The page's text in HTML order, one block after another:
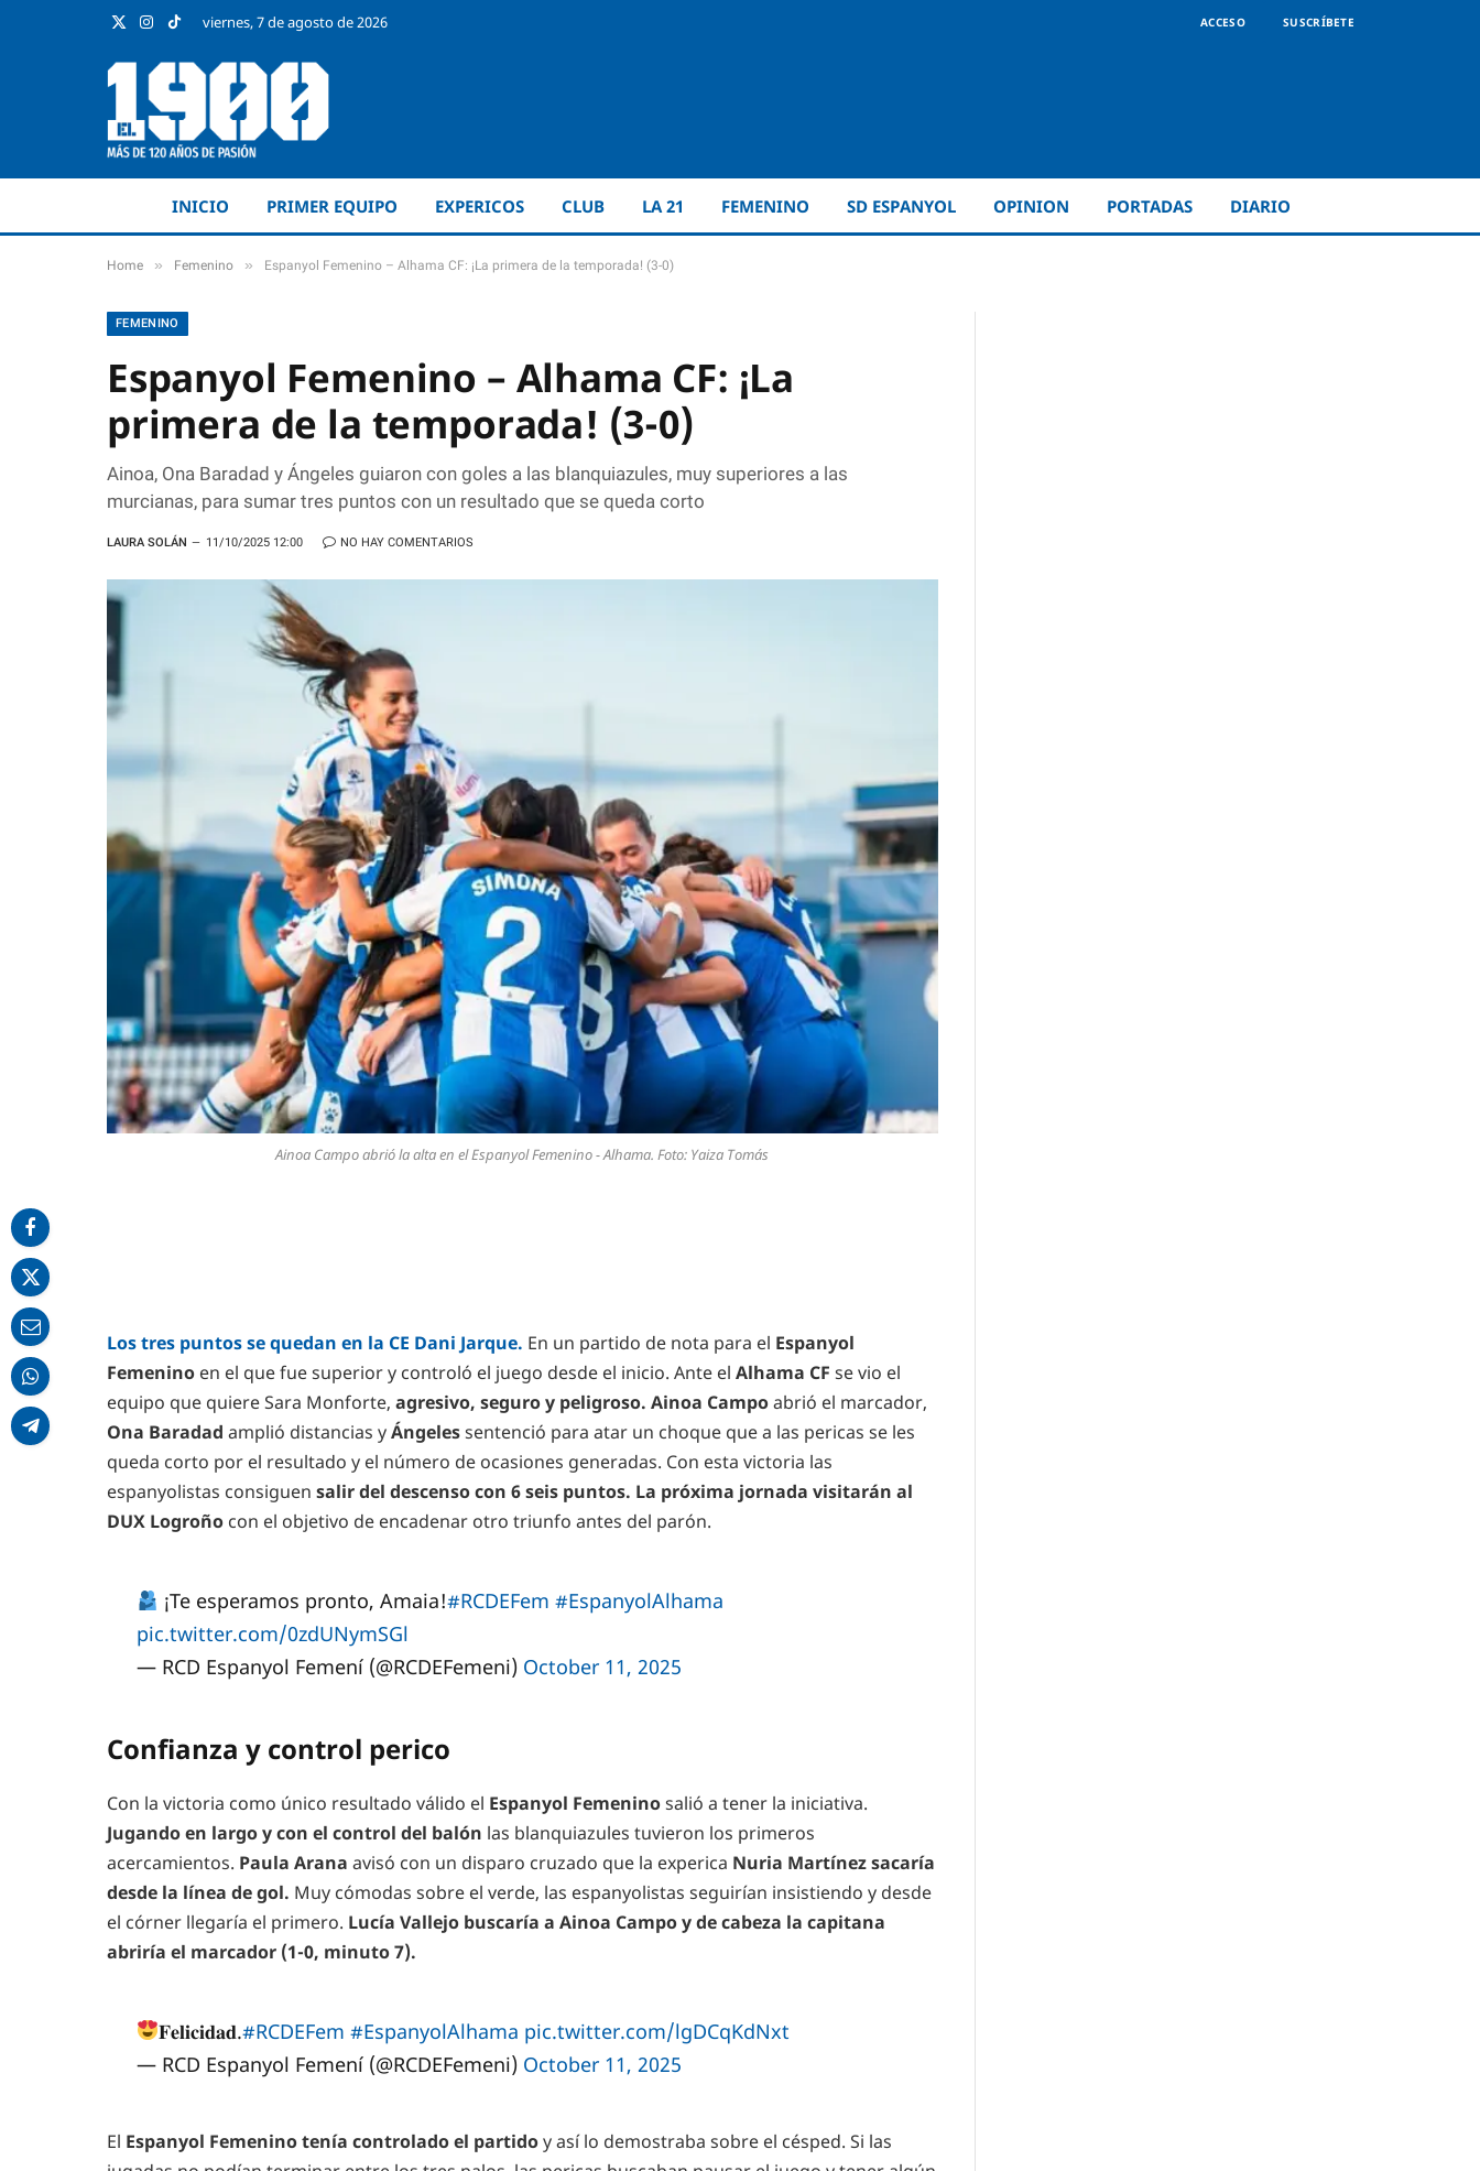
X
Instagram
TikTokviernes, 7 de agosto de 2026 ACCESO SUSCRÍBETE
INICIO PRIMER EQUIPO EXPERICOS CLUB LA 21 FEMENINO SD ESPANYOL OPINION PORTADAS DIARIO
Home » Femenino » Espanyol Femenino – Alhama CF: ¡La primera de la temporada! (3-0)
FEMENINO
Espanyol Femenino – Alhama CF: ¡La
primera de la temporada! (3-0)
Ainoa, Ona Baradad y Ángeles guiaron con goles a las blanquiazules, muy superiores a las
murcianas, para sumar tres puntos con un resultado que se queda corto
LAURA SOLÁN 11/10/2025 12:00 NO HAY COMENTARIOS
Ainoa Campo abrió la alta en el Espanyol Femenino - Alhama. Foto: Yaiza Tomás
Los tres puntos se quedan en la CE Dani Jarque. En un partido de nota para el Espanyol
Femenino en el que fue superior y controló el juego desde el inicio. Ante el Alhama CF se vio el
equipo que quiere Sara Monforte, agresivo, seguro y peligroso. Ainoa Campoabrió el marcador,
Ona Baradad amplió distancias yÁngelessentenció para atar un choque que a las pericas se les
queda corto por el resultado y el número de ocasiones generadas. Con esta victoria las
espanyolistas consiguen salir del descenso con 6 seis puntos. La próxima jornada visitarán al
DUX Logroño con el objetivo de encadenar otro triunfo antes del parón.
¡Te esperamos pronto, Amaia!#RCDEFem #EspanyolAlhama
pic.twitter.com/0zdUNymSGl
— RCD Espanyol Femení (@RCDEFemeni) October 11, 2025
Confianza y control perico
Con la victoria como único resultado válido el Espanyol Femeninosalió a tener la iniciativa.
Jugando en largo y con el control del balón las blanquiazules tuvieron los primeros
acercamientos. Paula Arana avisó con un disparo cruzado que la experica Nuria Martínez sacaría
desde la línea de gol. Muy cómodas sobre el verde, las espanyolistas seguirían insistiendo y desde
el córner llegaría el primero. Lucía Vallejo buscaría a Ainoa Campo y de cabeza la capitana
abriría el marcador (1-0, minuto 7).
𝐅𝐞𝐥𝐢𝐜𝐢𝐝𝐚𝐝.#RCDEFem #EspanyolAlhama pic.twitter.com/lgDCqKdNxt
— RCD Espanyol Femení (@RCDEFemeni) October 11, 2025
El Espanyol Femenino tenía controlado el partidoy así lo demostraba sobre el césped. Si las